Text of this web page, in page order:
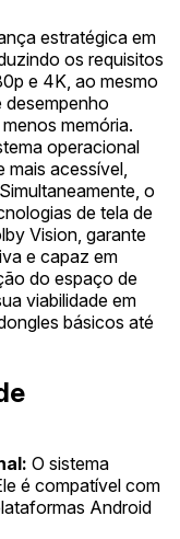
estratégica em
os requisitos
e 4K, ao mesmo
desempenho
memória.
operacional
mais acessível,
o
de tela de
Vision, garante
e capaz em
do espaço de
viabilidade em
básicos até
O sistema
é compatível com
Android